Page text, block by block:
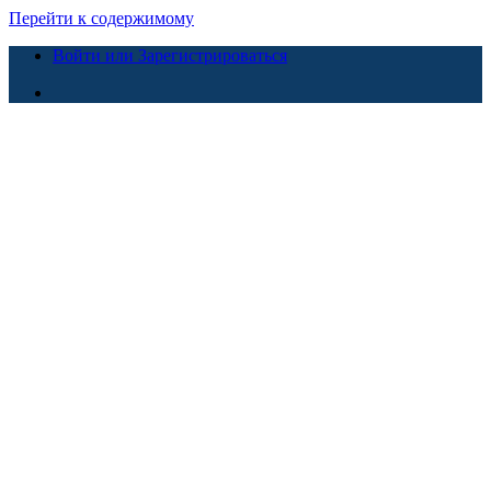
Перейти к содержимому
Войти или Зарегистрироваться